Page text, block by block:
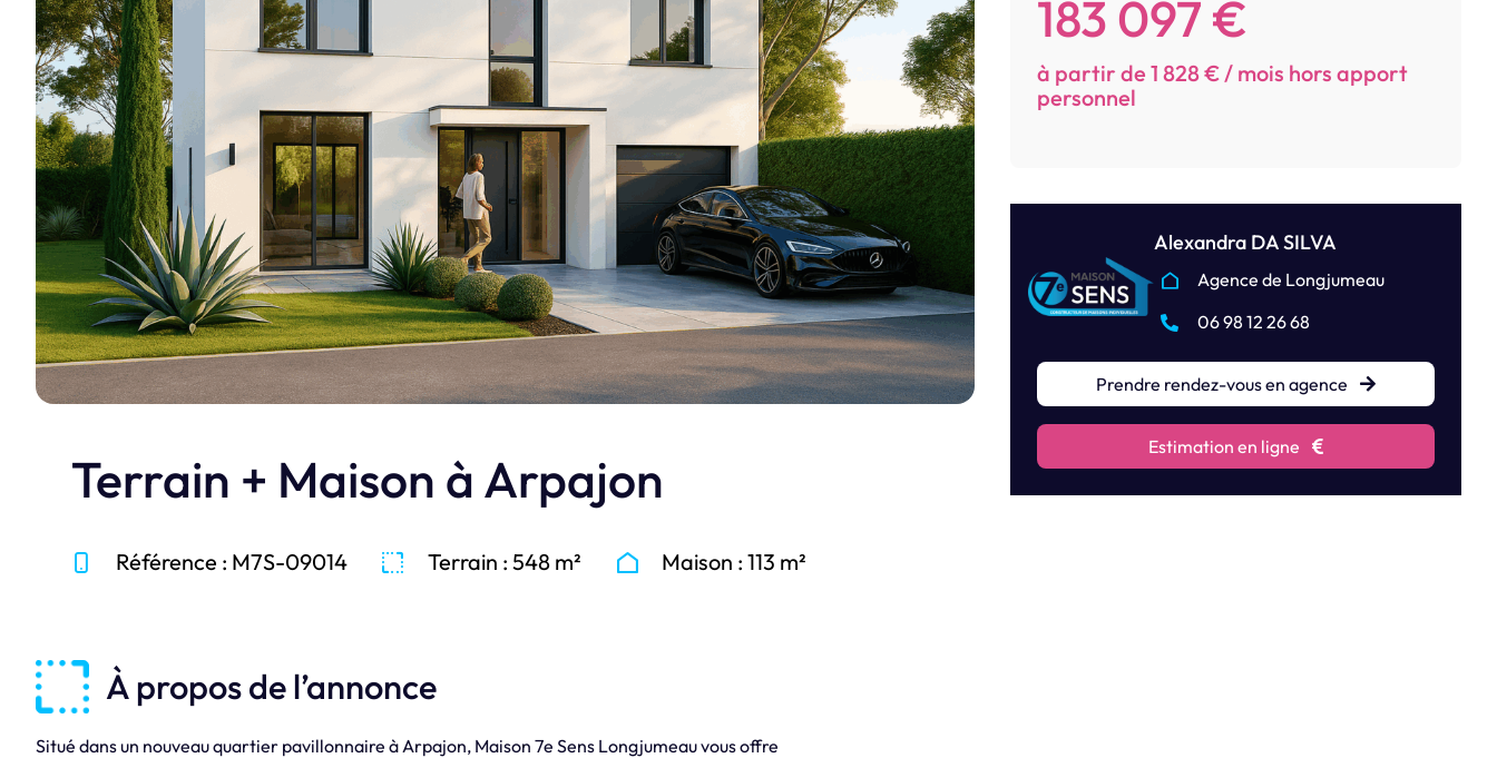
Je découvre
Terrain + Maison à Arpajon
Référence : M7S-09014 Terrain : 548 m² Maison : 113 m²
183 097 €
à partir de 1 828 € / mois hors apport
personnel
Alexandra DA SILVA
Agence de Longjumeau
06 98 12 26 68
Prendre rendez-vous en agence
Estimation en ligne
À propos de l’annonce
Situé dans un nouveau quartier pavillonnaire à Arpajon, Maison 7e Sens Longjumeau vous offre